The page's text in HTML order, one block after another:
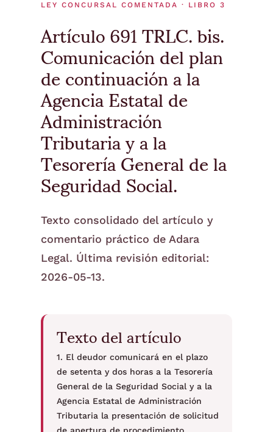
LEY CONCURSAL COMENTADA · LIBRO 3
Artículo 691 TRLC. bis.
Comunicación del plan
de continuación a la
Agencia Estatal de
Administración
Tributaria y a la
Tesorería General de la
Seguridad Social.
Texto consolidado del artículo y
comentario práctico de Adara
Legal. Última revisión editorial:
2026-05-13.
Texto del artículo
1. El deudor comunicará en el plazo
de setenta y dos horas a la Tesorería
General de la Seguridad Social y a la
Agencia Estatal de Administración
Tributaria la presentación de solicitud